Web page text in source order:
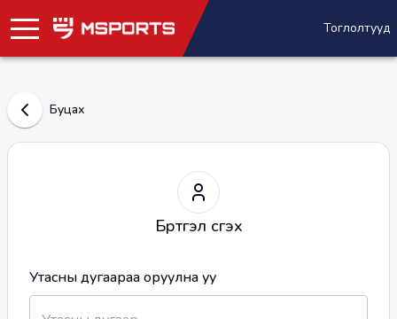
Тоглолтууд
Буцах
Бүртгэл үүсгэх
Утасны дугаараа оруулна уу